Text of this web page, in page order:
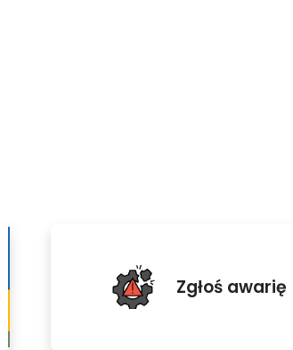
Zgłoś awarię